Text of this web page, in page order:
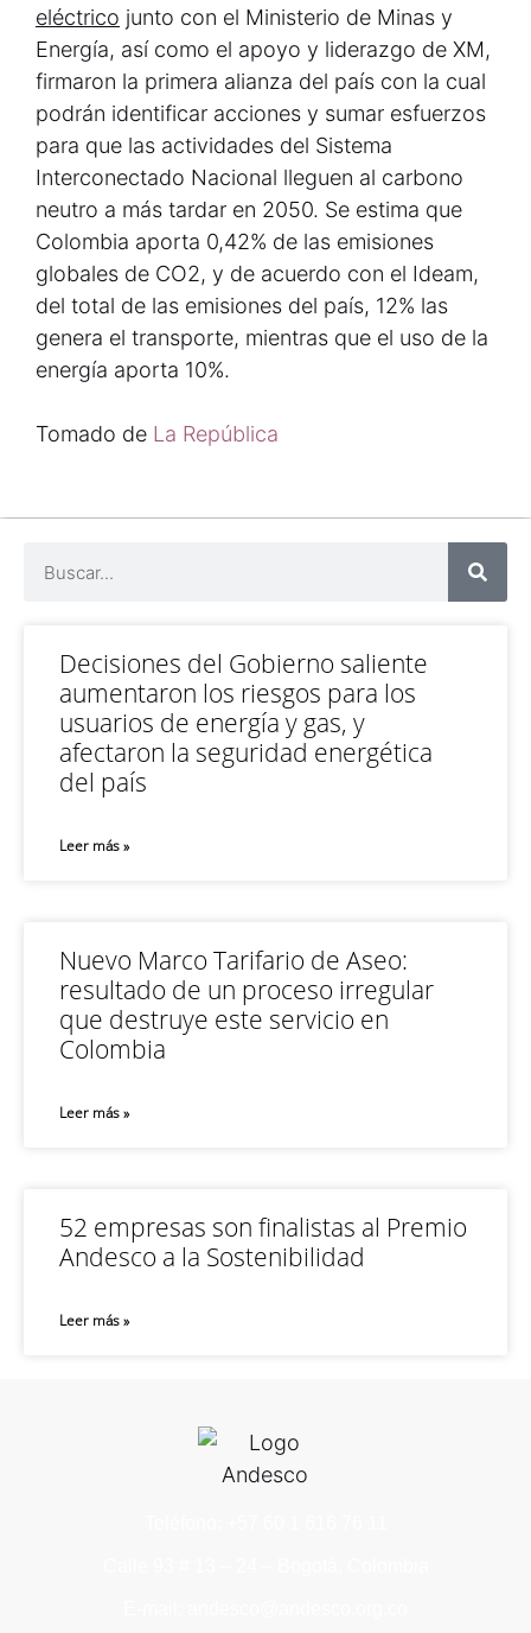
eléctrico junto con el Ministerio de Minas y
Energía, así como el apoyo y liderazgo de XM,
firmaron la primera alianza del país con la cual
podrán identificar acciones y sumar esfuerzos
para que las actividades del Sistema
Interconectado Nacional lleguen al carbono
neutro a más tardar en 2050. Se estima que
Colombia aporta 0,42% de las emisiones
globales de CO2, y de acuerdo con el Ideam,
del total de las emisiones del país, 12% las
genera el transporte, mientras que el uso de la
energía aporta 10%.
Tomado de La República
Decisiones del Gobierno saliente
aumentaron los riesgos para los
usuarios de energía y gas, y
afectaron la seguridad energética
del país
Leer más »
Nuevo Marco Tarifario de Aseo:
resultado de un proceso irregular
que destruye este servicio en
Colombia
Leer más »
52 empresas son finalistas al Premio
Andesco a la Sostenibilidad
Leer más »